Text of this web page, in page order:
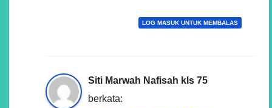
LOG MASUK UNTUK MEMBALAS
Siti Marwah Nafisah kls 75
berkata: